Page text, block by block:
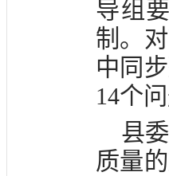
导组
制。
中同
14个
县
质量